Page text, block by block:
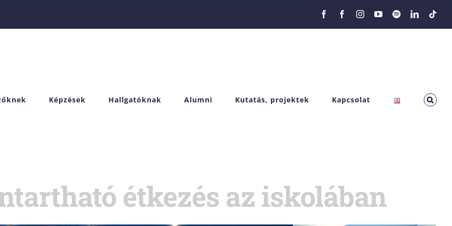
FacebookFacebookInstagramYouTube
SpotifyLinkedIn
Képzések Hallgatóknak Alumni Kutatás, projektek Kapcsolat
étkezés az iskolában